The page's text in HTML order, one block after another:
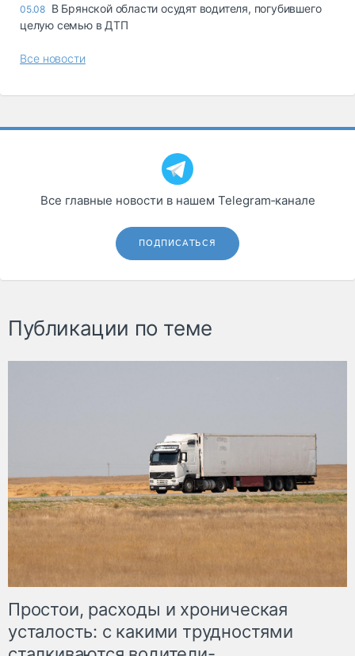
05.08 В Брянской области осудят водителя, погубившего
целую семью в ДТП
Все новости
Все главные новости в нашем Telegram‑канале
ПОДПИСАТЬСЯ
Публикации по теме
Простои, расходы и хроническая
усталость: с какими трудностями